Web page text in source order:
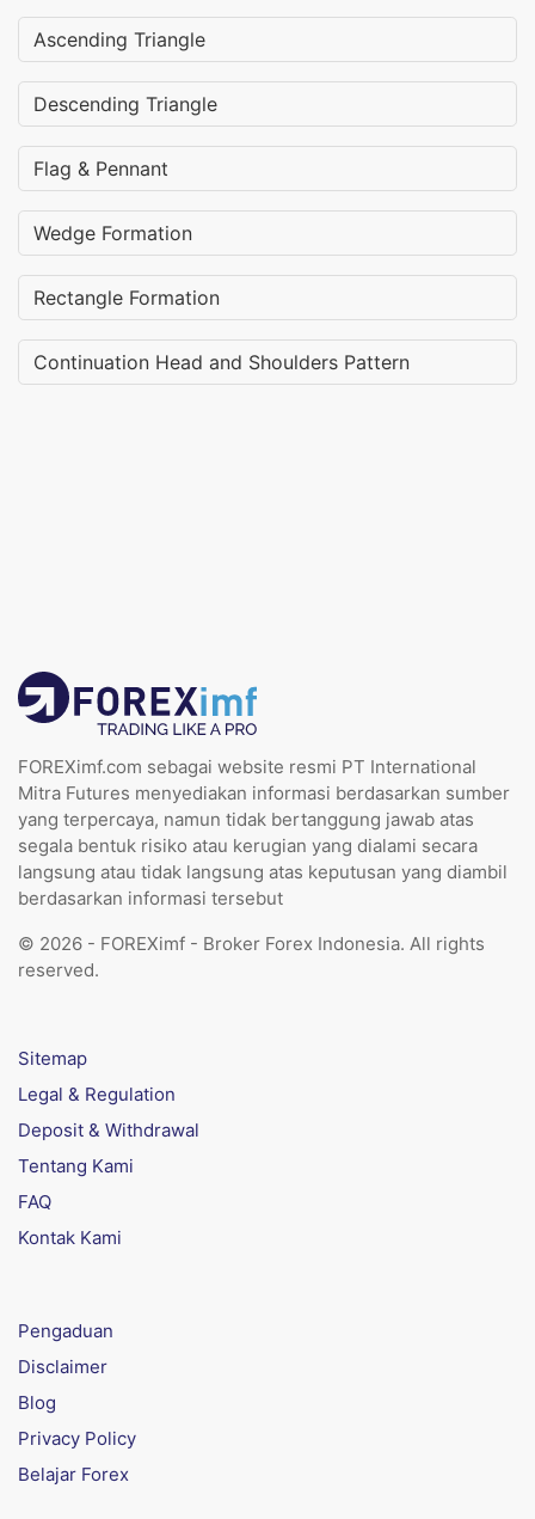
Ascending Triangle
Descending Triangle
Flag & Pennant
Wedge Formation
Rectangle Formation
Continuation Head and Shoulders Pattern
FOREXimf.com sebagai website resmi PT International
Mitra Futures menyediakan informasi berdasarkan sumber
yang terpercaya, namun tidak bertanggung jawab atas
segala bentuk risiko atau kerugian yang dialami secara
langsung atau tidak langsung atas keputusan yang diambil
berdasarkan informasi tersebut
© 2026 - FOREXimf - Broker Forex Indonesia. All rights
reserved.
Sitemap
Legal & Regulation
Deposit & Withdrawal
Tentang Kami
FAQ
Kontak Kami
Pengaduan
Disclaimer
Blog
Privacy Policy
Belajar Forex